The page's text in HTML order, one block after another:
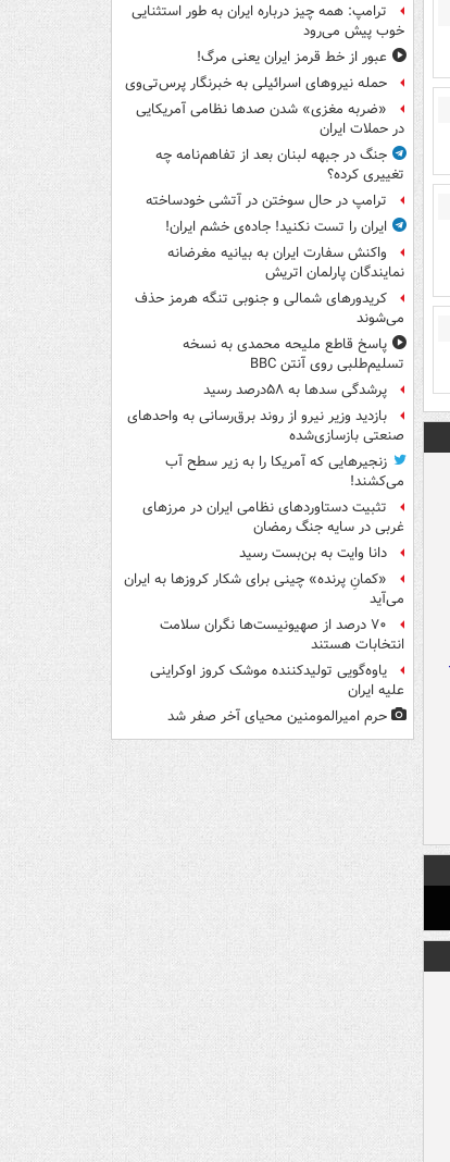
ترامپ: همه چیز درباره ایران به طور استثنایی
خوب پیش می‌رود
عبور از خط قرمز ایران یعنی مرگ!
حمله نیروهای اسرائیلی به خبرنگار پرس‌تی‌وی
«ضربه مغزی» شدن صدها نظامی آمریکایی
در حملات ایران
جنگ در جبهه لبنان بعد از تفاهم‌نامه چه
تغییری کرده؟
ترامپ در حال سوختن در آتشی خودساخته
ایران را تست نکنید! جاده‌ی خشم ایران!
واکنش سفارت ایران به بیانیه مغرضانه
نمایندگان پارلمان اتریش
کریدورهای شمالی و جنوبی تنگه هرمز حذف
می‌شوند
پاسخ قاطع ملیحه محمدی به نسخه
تسلیم‌طلبی روی آنتن BBC
پرشدگی سدها به ۵۸درصد رسید
بازدید وزیر نیرو از روند برق‌رسانی به واحدهای
صنعتی بازسازی‌شده
زنجیرهایی که آمریکا را به زیر سطح آب
می‌کشند!
تثبیت دستاوردهای نظامی ایران در مرزهای
غربی در سایه جنگ رمضان
دانا وایت به بن‌بست رسید
«کمانِ پرنده» چینی برای شکار کروزها به ایران
می‌آید
۷۰ درصد از صهیونیست‌ها نگران سلامت
انتخابات هستند
یاوه‌گویی تولیدکننده موشک کروز اوکراینی
علیه ایران
حرم امیرالمومنین محیای آخر صفر شد